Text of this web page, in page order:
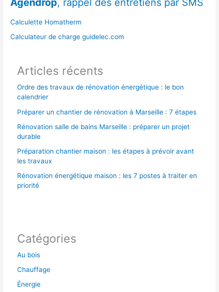
c
h
:
Calculette Homatherm
Calculateur de charge guidelec.com
Articles récents
Ordre des travaux de rénovation énergétique : le bon
calendrier
Préparer un chantier de rénovation à Marseille : 7 étapes
Rénovation salle de bains Marseille : préparer un projet
durable
Préparation chantier maison : les étapes à prévoir avant
les travaux
Rénovation énergétique maison : les 7 postes à traiter en
priorité
Catégories
Au bois
Chauffage
Énergie